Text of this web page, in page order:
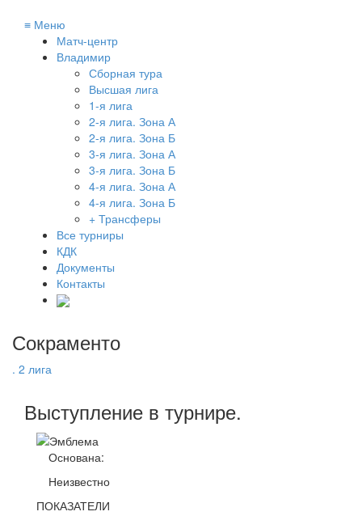
≡ Меню
Матч-центр
Владимир
Сборная тура
Высшая лига
1-я лига
2-я лига. Зона А
2-я лига. Зона Б
3-я лига. Зона А
3-я лига. Зона Б
4-я лига. Зона А
4-я лига. Зона Б
+ Трансферы
Все турниры
КДК
Документы
Контакты
Сокраменто
. 2 лига
Выступление в турнире.
Основана:
Неизвестно
ПОКАЗАТЕЛИ